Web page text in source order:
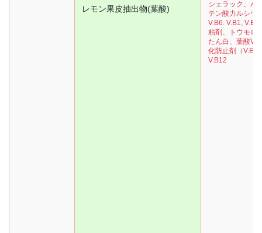
レモン果皮抽出物(葉酸)
シェラック、パ
テン酸力ルシウ
V.B6. V.B1, V.B2
粘剤、トウモロ
たん白、葉酸
化防止剤（V.E)
V.B12